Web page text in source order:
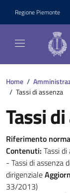
Regione Piemonte
Home /
/ Tassi di assenza
Tassi
Riferimento
Contenuti: Tassi
- Tassi di assenza
dirigenziale
33/2013)